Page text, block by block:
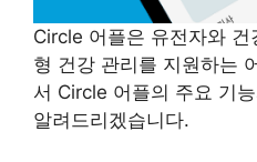
Circle 어플은 유전자와
형 건강 관리를 지원하는
서 Circle 어플의 주요 기
알려드리겠습니다.